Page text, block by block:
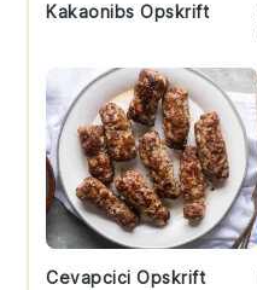
Kakaonibs Opskrift
Cevapcici Opskrift